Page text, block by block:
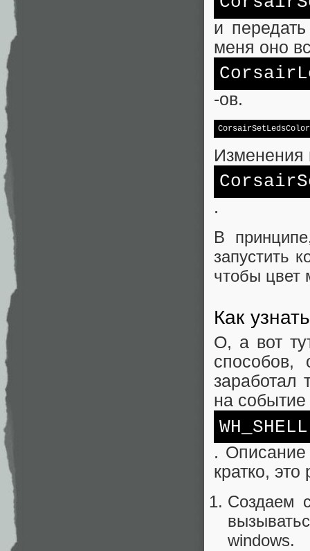
и
меня оно
-ов.
Изменения
.
В
запустить
чтобы цвет
Как
О, а вот
способов,
заработал
на событие
WH_SHELL
.
кратко, это
Создаем
windows.